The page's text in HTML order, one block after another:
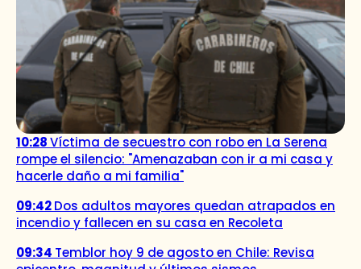
10:28Víctima de secuestro con robo en La Serena
rompe el silencio: "Amenazaban con ir a mi casa y
hacerle daño a mi familia"
09:42Dos adultos mayores quedan atrapados en
incendio y fallecen en su casa en Recoleta
09:34 Temblor hoy 9 de agosto en Chile: Revisa